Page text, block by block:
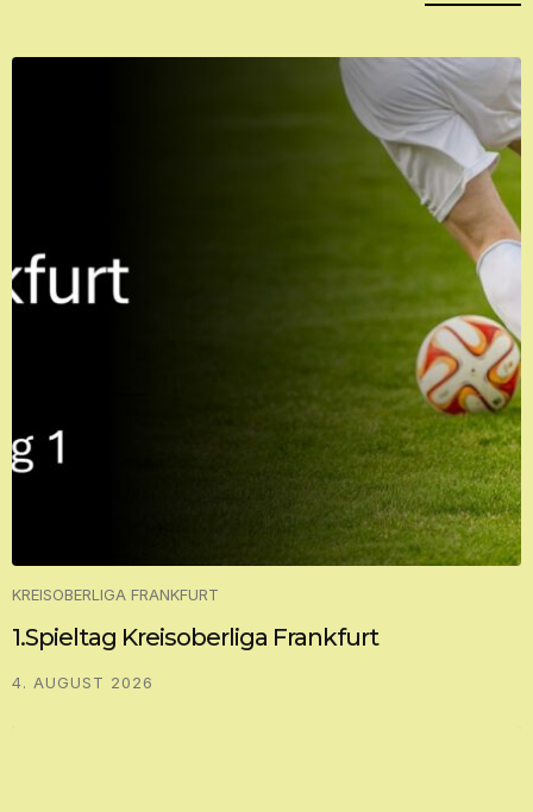
KREISOBERLIGA FRANKFURT
1.Spieltag Kreisoberliga Frankfurt
4. AUGUST 2026